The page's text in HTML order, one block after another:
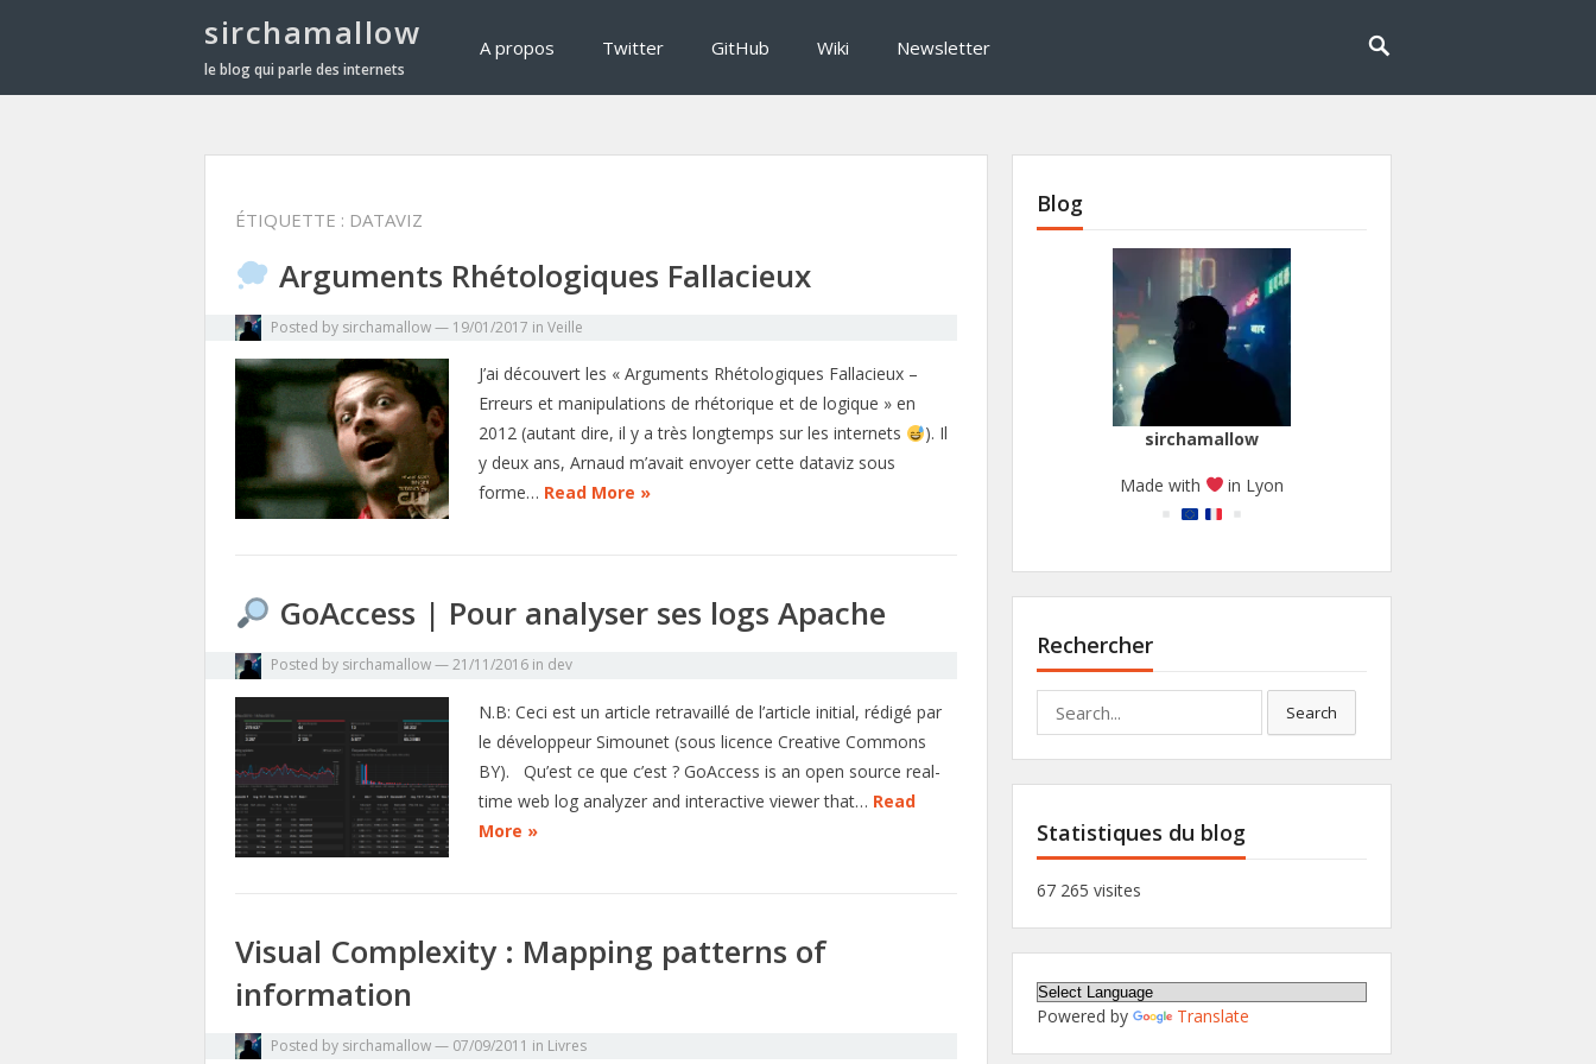
sirchamallow
le blog qui parle des internets
A propos Twitter GitHub Wiki Newsletter
ÉTIQUETTE : DATAVIZ
Arguments Rhétologiques Fallacieux
Posted by sirchamallow— 19/01/2017 in Veille
J’ai découvert les « Arguments Rhétologiques Fallacieux –
Erreurs et manipulations de rhétorique et de logique » en
2012 (autant dire, il y a très longtemps sur les internets
). Il
y deux ans, Arnaud m’avait envoyer cette dataviz sous
forme… Read More »
GoAccess | Pour analyser ses logs Apache
Posted by sirchamallow—21/11/2016 in dev
N.B: Ceci est un article retravaillé de l’article initial, rédigé par
le développeur Simounet (sous licence Creative Commons
BY). Qu’est ce que c’est ? GoAccess is an open source real-
time web log analyzer and interactive viewer that… Read
More »
Visual Complexity : Mapping patterns of
information
Posted by sirchamallow— 07/09/2011 in Livres
Blog
sirchamallow
Made with in Lyon
Rechercher
for:
Search
Statistiques du blog
67 265 visites
Powered by Translate